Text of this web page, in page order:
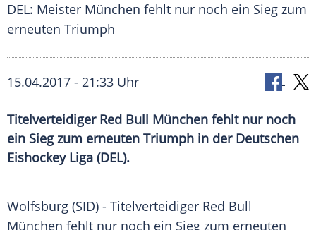
DEL: Meister München fehlt nur noch ein Sieg zum
erneuten Triumph
15.04.2017 - 21:33 Uhr
Titelverteidiger Red Bull München fehlt nur noch
ein Sieg zum erneuten Triumph in der Deutschen
Eishockey Liga (DEL).
Wolfsburg (SID) - Titelverteidiger Red Bull
München fehlt nur noch ein Sieg zum erneuten